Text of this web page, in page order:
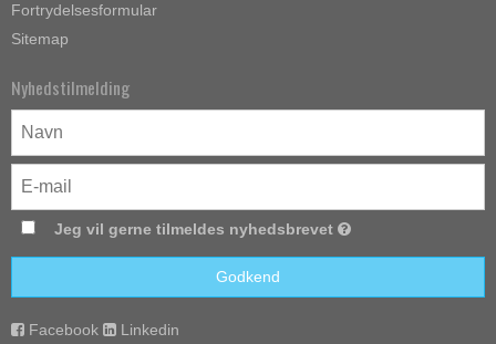
Fortrydelsesformular
Sitemap
Nyhedstilmelding
Jeg vil gerne tilmeldes nyhedsbrevet
Godkend
Facebook Linkedin